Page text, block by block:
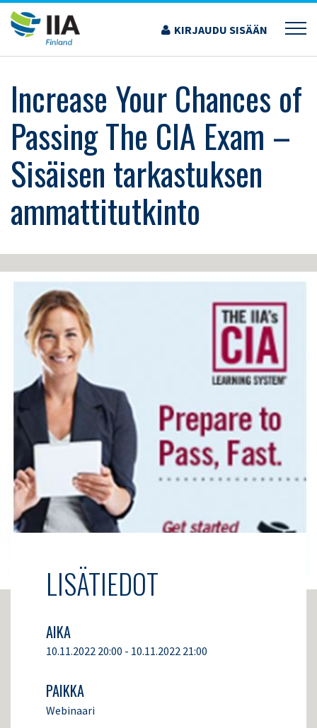
Siirry
sisältöön
KIRJAUDU SISÄÄN
›KOULUTUS JA TAPAHTUMAT
INCREASE YOUR CHANCES OF PASSING THE CIA
EXAM – SISÄISEN TARKASTUKSEN AMMATTITUTKINTO
Increase Your Chances of
Passing The CIA Exam –
Sisäisen tarkastuksen
ammattitutkinto
LISÄTIEDOT
AIKA
10.11.2022 20:00 - 10.11.2022 21:00
PAIKKA
Webinaari